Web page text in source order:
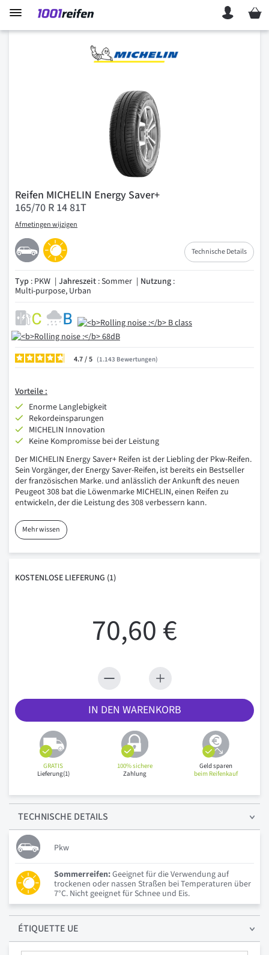
Mein
Reifen MICHELIN Energy Saver+
165/70 R 14 81T
Afmetingen wijzigen
Technische Details
Typ : PKW Jahreszeit : Sommer Nutzung :
Multi-purpose, Urban
4.7/ 1.143 Bewertungen
Vorteile :
Enorme Langlebigkeit
Rekordeinsparungen
MICHELIN Innovation
Keine Kompromisse bei der Leistung
Der MICHELIN Energy Saver+ Reifen ist der Liebling der Pkw-Reifen.
Sein Vorgänger, der Energy Saver-Reifen, ist bereits ein Bestseller
der französischen Marke. und anlässlich der Ankunft des neuen
Peugeot 308 bat die Löwenmarke MICHELIN, einen Reifen zu
entwickeln, der die Leistung des 308 verbessern kann.
Mehr wissen
KOSTENLOSE LIEFERUNG (1)
70,60 €
IN DEN WARENKORB
GRATIS
Lieferung(1)
100% sichere
Zahlung
Geld sparen
beim Reifenkauf
TECHNISCHE DETAILS
Pkw
Sommerreifen:Geeignet für die Verwendung auf
trockenen oder nassen Straßen bei Temperaturen über
7°C. Nicht geeignet für Schnee und Eis.
ÉTIQUETTE UE